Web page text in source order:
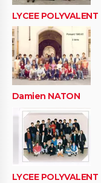
LYCEE POLYVALENT
Damien NATON
LYCEE POLYVALENT